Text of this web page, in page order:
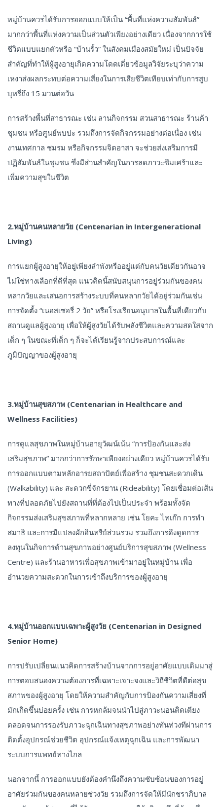
หมู่บ้านควรได้รับการออกแบบให้เป็น “พื้นที่แห่งความสัมพันธ์”
มากกว่าพื้นที่แห่งความเป็นส่วนตัวเพียงอย่างเดียว เนื่องจากการใช้
ชีวิตแบบแยกตัวหรือ “บ้านรั้ว” ในสังคมเมืองสมัยใหม่ เป็นปัจจัย
สำคัญที่ทำให้ผู้สูงอายุเกิดความโดดเดี่ยวข้อมูลวิจัยระบุว่าความ
เหงาส่งผลกระทบต่อความเสี่ยงในการเสียชีวิตเทียบเท่ากับการสูบ
บุหรี่ถึง 15 มวนต่อวัน
การสร้างพื้นที่สาธารณะ เช่น ลานกิจกรรม สวนสาธารณะ ร้านค้า
ชุมชน หรือศูนย์พบปะ รวมถึงการจัดกิจกรรมอย่างต่อเนื่อง เช่น
งานเทศกาล ชมรม หรือกิจกรรมจิตอาสา จะช่วยส่งเสริมการมี
ปฏิสัมพันธ์ในชุมชน ซึ่งมีส่วนสำคัญในการลดภาวะซึมเศร้าและ
เพิ่มความสุขในชีวิต
2.หมู่บ้านคนหลายวัย (Centenarian in Intergenerational
Living)
การแยกผู้สูงอายุให้อยู่เพียงลำพังหรืออยู่แต่กับคนวัยเดียวกันอาจ
ไม่ใช่ทางเลือกที่ดีที่สุด แนวคิดนี้สนับสนุนการอยู่ร่วมกันของคน
หลากวัยและเสนอการสร้างระบบที่คนหลากวัยได้อยู่ร่วมกันเช่น
การจัดตั้ง “เนอสเซอรี่ 2 วัย” หรือโรงเรียนอนุบาลในพื้นที่เดียวกับ
สถานดูแลผู้สูงอายุ เพื่อให้ผู้สูงวัยได้รับพลังชีวิตและความสดใสจาก
เด็ก ๆ ในขณะที่เด็ก ๆ ก็จะได้เรียนรู้จากประสบการณ์และ
ภูมิปัญญาของผู้สูงอายุ
3.หมู่บ้านสุขสภาพ (Centenarian in Healthcare and
Wellness Facilities)
การดูแลสุขภาพในหมู่บ้านอายุวัฒน์เน้น “การป้องกันและส่ง
เสริมสุขภาพ” มากกว่าการรักษาเพียงอย่างเดียว หมู่บ้านควรได้รับ
การออกแบบตามหลักอารยสถาปัตย์เพื่อสร้าง ชุมชนสะดวกเดิน
(Walkability) และ สะดวกขี่จักรยาน (Rideability) โดยเชื่อมต่อเส้น
ทางที่ปลอดภัยไปยังสถานที่ที่ต้องไปเป็นประจำ พร้อมทั้งจัด
กิจกรรมส่งเสริมสุขสภาพที่หลากหลาย เช่น โยคะ ไทเก๊ก การทำ
สมาธิ และการมีแปลงผักอินทรีย์ส่วนรวม รวมถึงการดึงดูดการ
ลงทุนในกิจการด้านสุขภาพอย่างศูนย์บริการสุขสภาพ (Wellness
Centre) และร้านอาหารเพื่อสุขภาพเข้ามาอยู่ในหมู่บ้าน เพื่อ
อำนวยความสะดวกในการเข้าถึงบริการของผู้สูงอายุ
4.หมู่บ้านออกแบบเฉพาะผู้สูงวัย (Centenarian in Designed
Senior Home)
การปรับเปลี่ยนแนวคิดการสร้างบ้านจากการอยู่อาศัยแบบเดิมมาสู่
การตอบสนองความต้องการที่เฉพาะเจาะจงและวิถีชีวิตที่ดีต่อสุข
สภาพของผู้สูงอายุ โดยให้ความสำคัญกับการป้องกันความเสี่ยงที่
มักเกิดขึ้นบ่อยครั้ง เช่น การหกล้มจนนำไปสู่ภาวะนอนติดเตียง
ตลอดจนการรองรับภาวะฉุกเฉินทางสุขภาพอย่างทันท่วงทีผ่านการ
ติดตั้งอุปกรณ์ช่วยชีวิต อุปกรณ์แจ้งเหตุฉุกเฉิน และการพัฒนา
ระบบการแพทย์ทางไกล
นอกจากนี้ การออกแบบยังต้องคำนึงถึงความซับซ้อนของการอยู่
อาศัยร่วมกันของคนหลายช่วงวัย รวมถึงการจัดให้มีนักชราภิบาล